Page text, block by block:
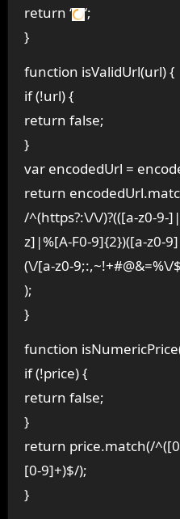
return ‘
‘;
}
function isValidUrl(url) {
if (!url) {
return false;
}
var encodedUrl =
return
/^(https?:\/\/)?(([a-z0-9-
z]|%[A-F0-9]{2})([a-z0-
(\/[a-z0-9;:,~!+#@&=%\/
);
}
function
if (!price) {
return false;
}
return price.match(/
[0-9]+)$/);
}